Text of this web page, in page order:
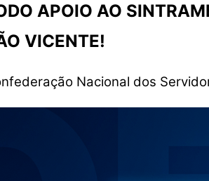
APOIO AO
VICENTE!
Nacional dos